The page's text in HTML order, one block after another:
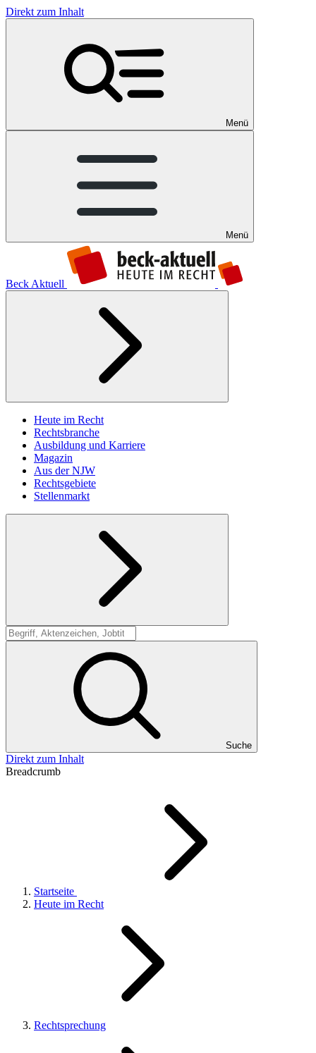
Direkt zum Inhalt
Menü
Menü
Beck Aktuell
Heute im Recht
Rechtsbranche
Ausbildung und Karriere
Magazin
Aus der NJW
Rechtsgebiete
Stellenmarkt
Suche
Suche
Direkt zum Inhalt
Breadcrumb
Startseite
Heute im Recht
Rechtsprechung